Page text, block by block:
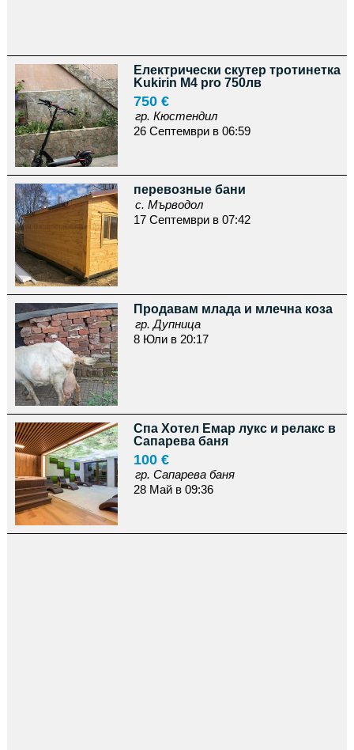
Електрически скутер тротинетка
Kukirin M4 pro 750лв
750 €
гр. Кюстендил
26 Септември в 06:59
перевозные бани
с. Мърводол
17 Септември в 07:42
Продавам млада и млечна коза
гр. Дупница
8 Юли в 20:17
Спа Хотел Емар лукс и релакс в
Сапарева баня
100 €
гр. Сапарева баня
28 Май в 09:36